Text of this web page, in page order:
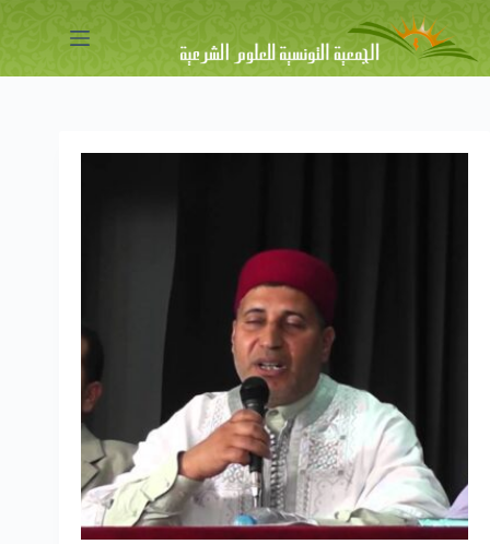
المحتوى